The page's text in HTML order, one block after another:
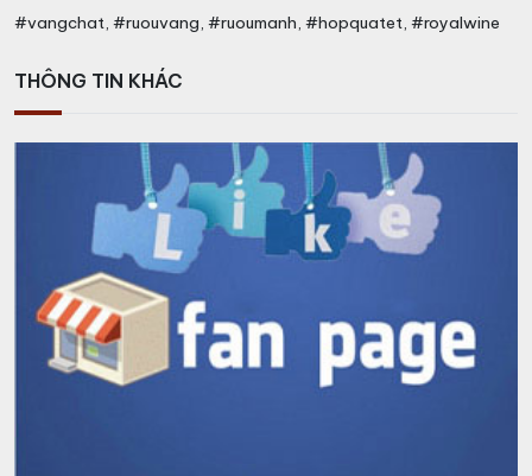
#vangchat, #ruouvang, #ruoumanh, #hopquatet, #royalwine
THÔNG TIN KHÁC